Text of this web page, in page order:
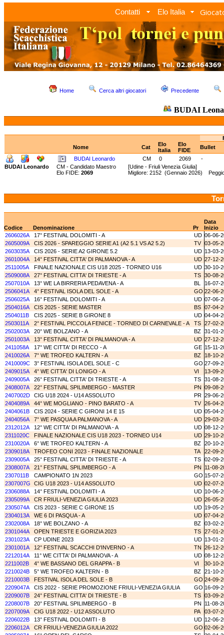
Contatti Elo Italia
Home Cerca altri giocatori Precedente
BUDAI
Nome
Cat
Elo
Italia
Elo
FIDE
Bullet
BUDAI Leonardo
CM 0 2069
-
BUDAI Leonardo
CM - Candidato Maestro [Udine - Friuli Venezia Giulia]
Elo FIDE: 2069 Migliore: 2152 (Gennaio 2026)
Data
Codice
Denominazione Pr
Inizio
2606026A
17° FESTIVAL DOLOMITI - A UD 06-06-
2605009A
CIS 2026 - SPAREGGIO SERIE A1 (A2 5.1 VS A2 5.2) TV 03-05-
2603035A
CIS 2026 - SERIE A2 GIRONE 5.2 UD 13-03-
2601004A
14° FESTIVAL CITTA' DI PALMANOVA - A UD 27-12-
2511005A
FINALE NAZIONALE CIS U18 2025 - TORNEO U16 UD 30-10-
2509008A
27° FESTIVAL CITTA' DI TRIESTE - A TS 30-08-
2507010A
13° WE LA BIRRERIA PEDAVENA - A BL
16-07-
2506041A
4° FESTIVAL ISOLA DEL SOLE - A GO 22-06-
2506025A
16° FESTIVAL DOLOMITI - A UD 07-06-
2504016A
CIS 2025 - SERIE MASTER BS 07-04-
2504011B
CIS 2025 - SERIE B GIRONE 8 UD 04-04-
2503011A
2° FESTIVAL PICCOLA FENICE - TORNEO DI CARNEVALE - A TS 27-02-
2502003A
20° WE BOLZANO - A BZ 31-01-
2501003A
13° FESTIVAL CITTA' DI PALMANOVA - A UD 27-12-
2411058A
17° WE CITTA' DI RECCO - A GE 15-11-
2410026A
7° WE TROFEO KALTERN - A BZ
18-10-
2410009C
3° FESTIVAL ISOLA DEL SOLE - C GO 27-09-
2409015A
4° WE CITTA' DI LONIGO - A VI
13-09-
2409005A
26° FESTIVAL CITTA' DI TRIESTE - A TS 31-08-
2408007A
22° FESTIVAL SPILIMBERGO - MASTER PN 09-08-
2407002D
CIG U18 2024 - U14 ASSOLUTO PR 29-06-
2404089A
44° WE MOGLIANO - PINO BARATO - A TV 26-04-
2404061B
CIS 2024 - SERIE C GIRONI 14 E 15 UD 05-04-
2404056A
7° WE PASQUA A PALMANOVA - A UD 29-03-
2312012A
12° WE CITTA' DI PALMANOVA - A UD 08-12-
2311020C
FINALE NAZIONALE CIS U18 2023 - TORNEO U14 UD 29-10-
2310020A
6° WE TROFEO KALTERN - A BZ 20-10-
2309018A
TROFEO CONI 2023 - FINALE NAZIONALE TA
22-09-
2309005A
25° FESTIVAL CITTA' DI TRIESTE - A TS 02-09-
2308007A
21° FESTIVAL SPILIMBERGO - A PN
11-08-
2307011B
CAMPIONATO 1N 2023 GO 15-07-
2307007G
CIG U18 2023 - U14 ASSOLUTO UD 02-07-
2306088A
14° FESTIVAL DOLOMITI - A UD 10-06-
2305099A
CR FRIULI-VENEZIA GIULIA 2023 UD 26-05-
2305074A
CIS 2023 - SERIE C GIRONE 15 UD 19-05-
2304013A
WE 6 DI PASQUA - A UD 07-04-
2302008A
18° WE BOLZANO - A BZ 03-02-
2301044A
OPEN TRIESTE E GORIZIA 2023 TS 27-01-
2301023A
CP UDINE 2023 UD 13-01-
2301001A
12° FESTIVAL SCACCHI D'INVERNO - A TN 26-12-
2212014A
11° WE CITTA' DI PALMANOVA - A UD 08-12-
2211002B
4° WE BASSANO DEL GRAPPA - B VI
30-10-
2210024B
5° WE TROFEO KALTERN - B BZ 21-10-
2210003B
FESTIVAL ISOLA DEL SOLE - B GO 24-09-
2209047A
CIS 2022 - SERIE PROMOZIONE FRIULI-VENEZIA GIULIA GO 16-09-
2209007B
24° FESTIVAL CITTA' DI TRIESTE - B TS 03-09-
2208007B
20° FESTIVAL SPILIMBERGO - B PN
11-08-
2207009A
CIG U18 2022 - U12 ASSOLUTO PA
03-07-
2206022B
13° FESTIVAL DOLOMITI - B UD 12-06-
2206012A
CR FRIULI-VENEZIA GIULIA 2022 GO 02-06-